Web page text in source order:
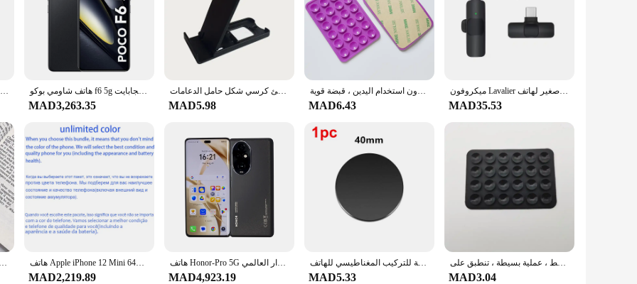
هاتف ذكي S25 ، أندرويد 14 عالي الدقة بشاشة بوصة ، سنابدراجون 8 gen3 ، 10 أنوية ، ثنائي الشريحة ، آيفون ، فتح الهاتف ، جديد هاتف شاومي بوكو f6 5g المحمول الإصدار العالمي ، 8 جيجابايت/جيجابايت ، 12 جيجابايت/جيجابايت/جيجابايت ، nfc
MAD3,263.35
عالمي قابل للتعديل حامل هاتف المحمول آيفون 11 12 زائد لسامسونج لهواوي ل شاومي شاطئ كرسي شكل حامل الدعامات
MAD5.98
حامل هاتف خلوي لاصق من السيليكون ، حامل هاتف شفط ، مانع للانزلاق ، لاصق بدون استخدام اليدين ، قبضة قوية
MAD6.43
ميكروفون Lavalier لاسلكي محمول لتسجيل الصوت والفيديو، ميكروفون صغير لهاتف iPhone Android، بث مباشر للألعاب، ميكروفون للهاتف
MAD35.53
حامل حلقة إصبع تلسكوبي محمول ، قوس حزام ديي ، حامل سيليكون عالمي ، قبضة الهاتف هاتف Apple iPhone 12 Mini 64GB 128GB 256GB ROM 4GB RAM 5.4 بوصة أصلي OLED A14 معرف الوجه NFC أصلي 5G 98% هاتف محمول جديد غير مقفول
MAD2,219.89
هاتف Honor-Pro 5G الذكي ، الإصدار العالمي ، dragon 8 Gen 3 ، snapro "، شاشة snapro Hz ، بطارية mAh ، شحن سريع ، NFC
MAD4,923.19
لوحة معدنية لحامل الهاتف المغناطيسي للسيارة، لوحة هاتف بديلة لاصقة قوية عالمية مناسبة للتركيب المغناطيسي للهاتف
MAD5.33
ملصقات الهاتف المحمول ذاتية اللصق ، كوب شفط ، عملية بسيطة ، تنطبق على iPad ، 24 جهاز هاتف واتصال
MAD3.04